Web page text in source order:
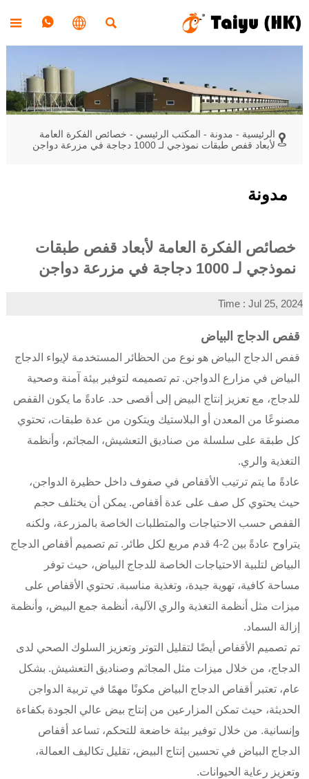




 الرئيسية - مدونة - المكتب الرئيسي - خصائص الفكرة العامة
لأبعاد قفص طبقات نموذجي لـ 1000 دجاجة في مزرعة دواجن
مدونة
خصائص الفكرة العامة لأبعاد قفص طبقات
نموذجي لـ 1000 دجاجة في مزرعة دواجن
Time : Jul 25, 2024
قفص الدجاج البياض
قفص الدجاج البياض هو نوع من الحظائر المستخدمة لإيواء الدجاج
البياض في مزارع الدواجن. تم تصميمه لتوفير بيئة آمنة وصحية
للدجاج، مع تعزيز إنتاج البيض إلى أقصى حد. عادةً ما يكون القفص
مصنوعًا من المعدن أو البلاستيك ويتكون من عدة طبقات، تحتوي
كل طبقة على سلسلة من صناديق التعشيش، المجاثم، وأنظمة
التغذية والري.
عادةً ما يتم ترتيب الأقفاص في صفوف داخل حظيرة الدواجن،
حيث يحتوي كل صف على عدة أقفاص. يمكن أن يختلف حجم
القفص حسب الاحتياجات والمتطلبات الخاصة بالمزرعة، ولكنه
يتراوح عادةً بين 2-4 قدم مربع لكل طائر. تم تصميم أقفاص الدجاج
البياض لتلبية الاحتياجات الخاصة للدجاج البياض، حيث توفر
مساحة كافية، تهوية جيدة، وتغذية مناسبة. تحتوي الأقفاص على
ميزات مثل أنظمة التغذية والري الآلية، أنظمة جمع البيض، وأنظمة
إزالة السماد.
تم تصميم الأقفاص أيضًا لتقليل التوتر وتعزيز السلوك الصحي لدى
الدجاج، من خلال ميزات مثل المجاثم وصناديق التعشيش. بشكل
عام، تعتبر أقفاص الدجاج البياض مكونًا مهمًا في تربية الدواجن
الحديثة، حيث تمكن المزارعين من إنتاج بيض عالي الجودة بكفاءة
وإنسانية. من خلال توفير بيئة خاضعة للتحكم، تساعد أقفاص
الدجاج البياض في تحسين إنتاج البيض، تقليل تكاليف العمالة،
وتعزيز رعاية الحيوانات.